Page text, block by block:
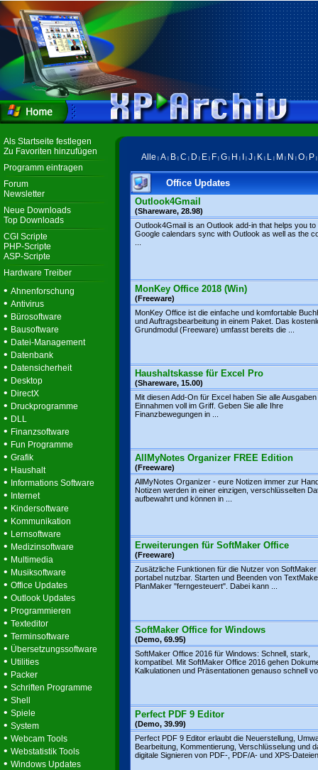
Als Startseite festlegen
Zu Favoriten hinzufügen
Programm eintragen
Forum
Newsletter
Neue Downloads
Top Downloads
CGI Scripte
PHP-Scripte
ASP-Scripte
Hardware Treiber
• Ahnenforschung
• Antivirus
• Bürosoftware
• Bausoftware
• Datei-Management
• Datenbank
• Datensicherheit
• Desktop
• DirectX
• Druckprogramme
• DLL
• Finanzsoftware
• Fun Programme
• Grafik
• Haushalt
• Informations Software
• Internet
• Kindersoftware
• Kommunikation
• Lernsoftware
• Medizinsoftware
• Multimedia
• Musiksoftware
• Office Updates
• Outlook Updates
• Programmieren
• Texteditor
• Terminsoftware
• Übersetzungssoftware
• Utilities
• Packer
• Schriften Programme
• Shell
• Spiele
• System
• Webcam Tools
• Webstatistik Tools
• Windows Updates
Alle A B C D E F G H J K L M N O P
Office Updates
Outlook4Gmail
(Shareware, 28.98)
Outlook4Gmail is an Outlook add-in that helps you to
Google calendars sync with Outlook as well as the
MonKey Office 2018 (Win)
(Freeware)
MonKey Office ist die einfache und komfortable
und Auftragsbearbeitung in einem Paket. Das
Grundmodul (Freeware) umfasst bereits die ...
Haushaltskasse für Excel Pro
(Shareware, 15.00)
Mit diesen Add-On für Excel haben Sie alle
Einnahmen voll im Griff. Geben Sie alle Ihre
Finanzbewegungen in ...
AllMyNotes Organizer FREE Edition
(Freeware)
AllMyNotes Organizer - eure Notizen immer zur
Notizen werden in einer einzigen, verschlüsselten
aufbewahrt und können in ...
Erweiterungen für SoftMaker Office
(Freeware)
Zusätzliche Funktionen für die Nutzer von
portabel nutzbar. Starten und Beenden von
PlanMaker "ferngesteuert". Dabei kann ...
SoftMaker Office for Windows
(Demo, 69.95)
SoftMaker Office 2016 für Windows: Schnell, stark,
kompatibel. Mit SoftMaker Office 2016 gehen
Kalkulationen und Präsentationen genauso schnell
Perfect PDF 9 Editor
(Demo, 39.99)
Perfect PDF 9 Editor erlaubt die Neuerstellung,
Bearbeitung, Kommentierung, Verschlüsselung und
digitale Signieren von PDF-, PDF/A- und XPS-